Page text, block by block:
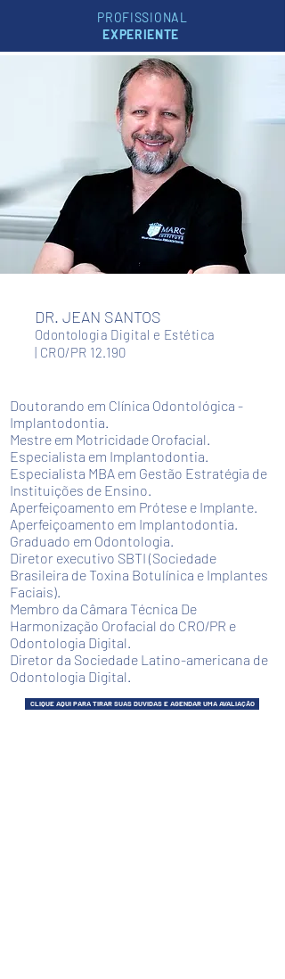
PROFISSIONAL
EXPERIENTE
DR. JEAN SANTOS
Odontologia Digital e Estética
| CRO/PR 12.190
Doutorando em Clínica Odontológica -
Implantodontia.
Mestre em Motricidade Orofacial.
Especialista em Implantodontia.
Especialista MBA em Gestão Estratégia de
Instituições de Ensino.
Aperfeiçoamento em Prótese e Implante.
Aperfeiçoamento em Implantodontia.
Graduado em Odontologia.
Diretor executivo SBTI (Sociedade
Brasileira de Toxina Botulínica e Implantes
Faciais).
Membro da Câmara Técnica De
Harmonização Orofacial do CRO/PR e
Odontologia Digital.
Diretor da Sociedade Latino-americana de
Odontologia Digital.
CLIQUE AQUI PARA TIRAR SUAS DUVIDAS E AGENDAR UMA AVALIAÇÃO